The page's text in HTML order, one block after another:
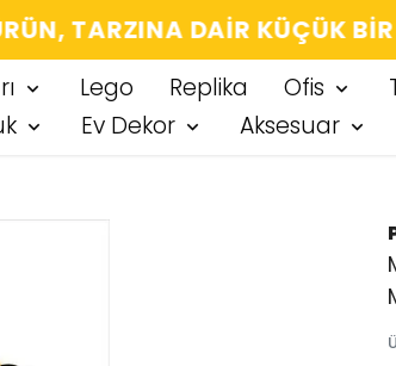
TARZINA DAIR KÜÇÜK BIR
Lego Replika Ofis
Ev Dekor Aksesuar